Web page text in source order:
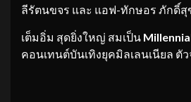
ลีรัตนขจร และ แอฟ-ทักษอร ภักดิ์สุ
เต็มอิ่ม สุดยิ่งใหญ่ สมเป็น
คอนเทนต์บันเทิงยุคมิลเลนเนียล ตัว